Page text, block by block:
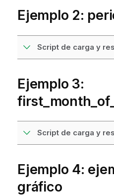
Ejemplo 2:
Script de carga y
Ejemplo 3:
Script de carga y
Ejemplo 4:
gráfico